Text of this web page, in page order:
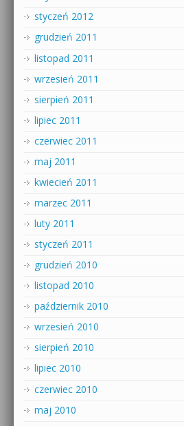
styczeń 2012
grudzień 2011
listopad 2011
wrzesień 2011
sierpień 2011
lipiec 2011
czerwiec 2011
maj 2011
kwiecień 2011
marzec 2011
luty 2011
styczeń 2011
grudzień 2010
listopad 2010
październik 2010
wrzesień 2010
sierpień 2010
lipiec 2010
czerwiec 2010
maj 2010